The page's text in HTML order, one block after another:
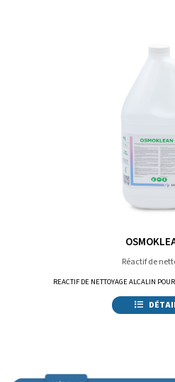
Réactif de
REACTIF DE NETTOYAGE ALCALIN